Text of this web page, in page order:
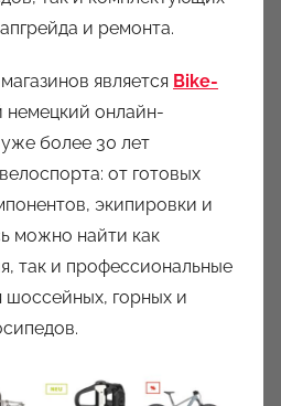
и ремонта.
является Bike-
немецкий онлайн-
более 30 лет
от готовых
экипировки и
можно найти как
так и профессиональные
горных и